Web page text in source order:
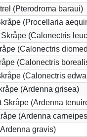
(Pterodroma baraui)
(Procellaria
(Calonectris
(Calonectris
(Calonectris
(Calonectris
(Ardenna grisea)
(Ardenna
(Ardenna
gravis)